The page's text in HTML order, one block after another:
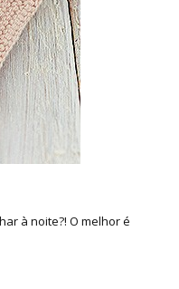
à noite?! O melhor é